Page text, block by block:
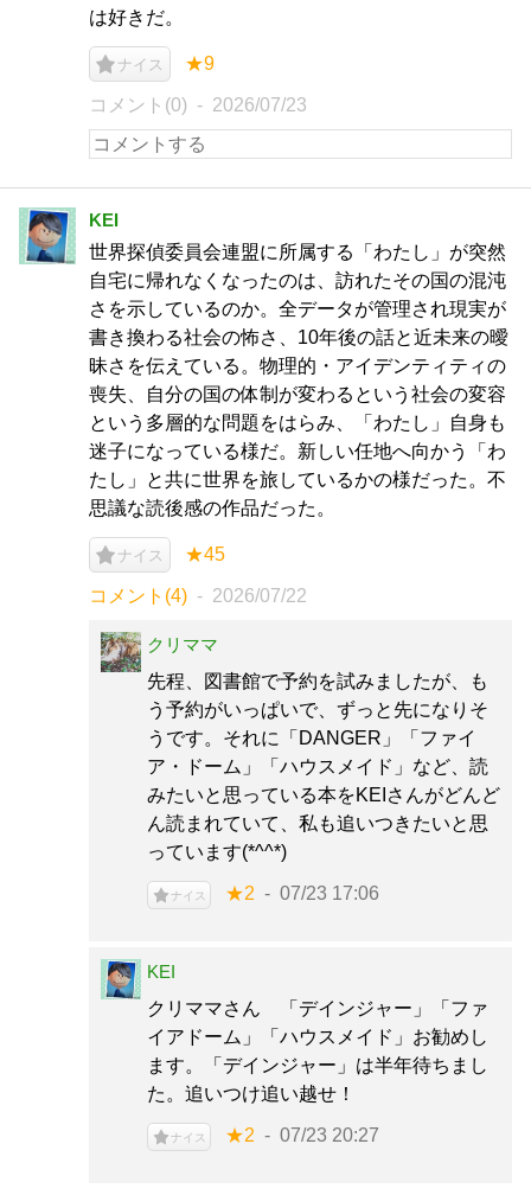
は好きだ。
ナイス ★9
コメント(0) 2026/07/23
KEI
世界探偵委員会連盟に所属する「わたし」が突然
自宅に帰れなくなったのは、訪れたその国の混沌
さを示しているのか。全データが管理され現実が
書き換わる社会の怖さ、10年後の話と近未来の曖
昧さを伝えている。物理的・アイデンティティの
喪失、自分の国の体制が変わるという社会の変容
という多層的な問題をはらみ、「わたし」自身も
迷子になっている様だ。新しい任地へ向かう「わ
たし」と共に世界を旅しているかの様だった。不
思議な読後感の作品だった。
ナイス ★45
コメント(4) 2026/07/22
クリママ
先程、図書館で予約を試みましたが、も
う予約がいっぱいで、ずっと先になりそ
うです。それに「DANGER」「ファイ
ア・ドーム」「ハウスメイド」など、読
みたいと思っている本をKEIさんがどんど
ん読まれていて、私も追いつきたいと思
っています(*^^*)
ナイス ★2 07/23 17:06
KEI
クリママさん 「デインジャー」「ファ
イアドーム」「ハウスメイド」お勧めし
ます。「デインジャー」は半年待ちまし
た。追いつけ追い越せ！
ナイス ★2 07/23 20:27